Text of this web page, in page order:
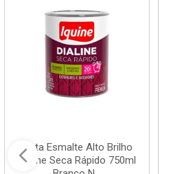
Tinta Esmalte Alto Brilho
Dialine Seca Rápido 750ml